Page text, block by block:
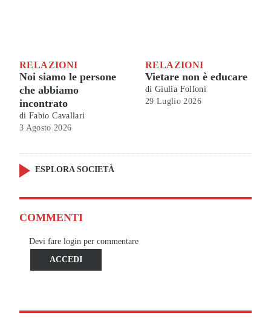
RELAZIONI
Noi siamo le persone
che abbiamo
incontrato
di Fabio Cavallari
3 Agosto 2026
RELAZIONI
Vietare non è educare
di Giulia Folloni
29 Luglio 2026
ESPLORA SOCIETÀ
COMMENTI
Devi fare login per commentare
ACCEDI